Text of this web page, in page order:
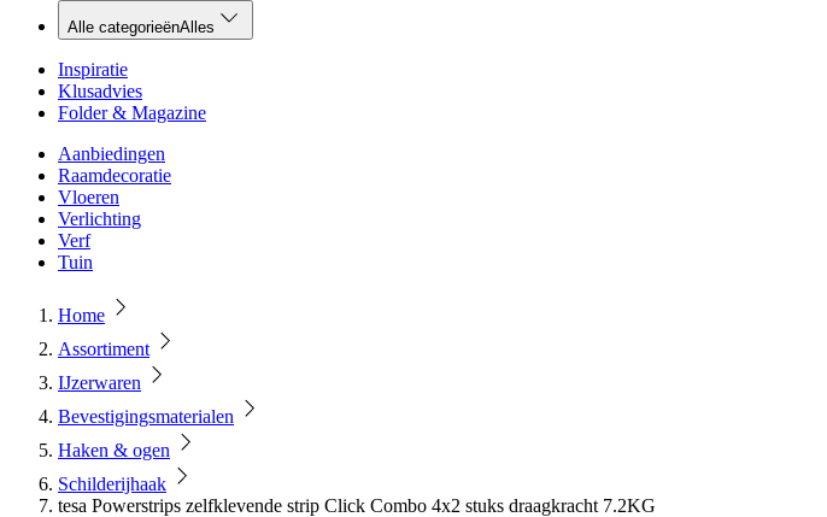
Alle categorieënAlles
Inspiratie
Klusadvies
Folder & Magazine
Aanbiedingen
Raamdecoratie
Vloeren
Verlichting
Verf
Tuin
Home
Assortiment
IJzerwaren
Bevestigingsmaterialen
Haken & ogen
Schilderijhaak
tesa Powerstrips zelfklevende strip Click Combo 4x2 stuks draagkracht 7.2KG